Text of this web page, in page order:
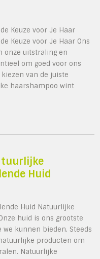
Keuze voor Je Haar
Keuze voor Je Haar Ons
onze uitstraling en
om goed voor ons
van de juiste
haarshampoo wint
Huid
Huid Natuurlijke
huid is ons grootste
kunnen bieden. Steeds
producten om
Natuurlijke